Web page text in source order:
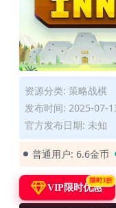
资源分类: 策略战棋
发布时间: 2025-07-
官方发布日期: 未知
普通用户: 6.6金币
VIP限时优惠
限时3折